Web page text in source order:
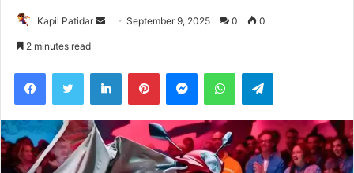
Kapil Patidar
Send September 9, 2025 0 0
2 minutes read
FacebookTwitter LinkedInPinterestMessengerWhatsAppTelegram